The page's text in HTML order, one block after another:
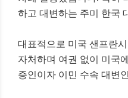
하고 대변하는 주미 한국
대표적으로 미국 샌프란
자처하며 여권 없이 미국
증인이자 이민 수속 대변